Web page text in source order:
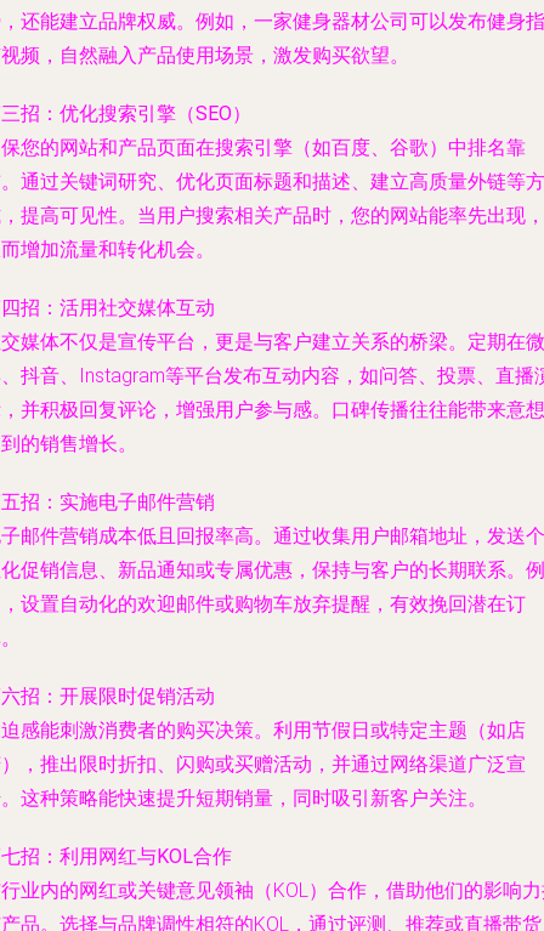
还能建立品牌权威。例如，一家健身器材公司可以发布健身指
频，自然融入产品使用场景，激发购买欲望。
招：优化搜索引擎（SEO）
您的网站和产品页面在搜索引擎（如百度、谷歌）中排名靠
通过关键词研究、优化页面标题和描述、建立高质量外链等方
提高可见性。当用户搜索相关产品时，您的网站能率先出现，
增加流量和转化机会。
招：活用社交媒体互动
媒体不仅是宣传平台，更是与客户建立关系的桥梁。定期在微
抖音、Instagram等平台发布互动内容，如问答、投票、直播
并积极回复评论，增强用户参与感。口碑传播往往能带来意想
的销售增长。
招：实施电子邮件营销
邮件营销成本低且回报率高。通过收集用户邮箱地址，发送个
促销信息、新品通知或专属优惠，保持与客户的长期联系。例
设置自动化的欢迎邮件或购物车放弃提醒，有效挽回潜在订
招：开展限时促销活动
感能刺激消费者的购买决策。利用节假日或特定主题（如店
，推出限时折扣、闪购或买赠活动，并通过网络渠道广泛宣
这种策略能快速提升短期销量，同时吸引新客户关注。
招：利用网红与KOL合作
业内的网红或关键意见领袖（KOL）合作，借助他们的影响
品。选择与品牌调性相符的KOL，通过评测、推荐或直播带